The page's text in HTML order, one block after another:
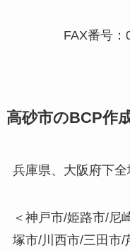
FAX番号：
高砂市のBCP作
兵庫県、大阪府下全
＜神戸市/姫路市/尼
塚市/川西市/三田市/